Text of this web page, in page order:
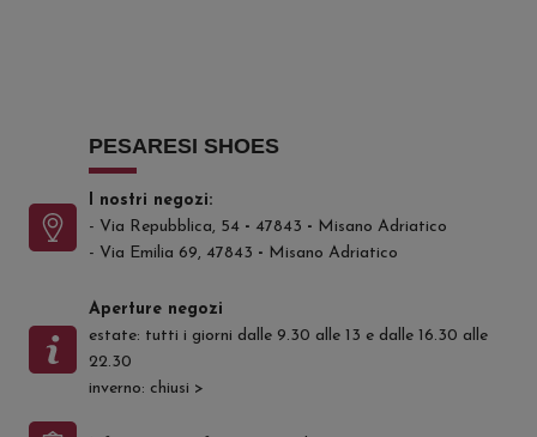
PESARESI SHOES
I nostri negozi:
- Via Repubblica, 54 - 47843 - Misano Adriatico
- Via Emilia 69, 47843 - Misano Adriatico
Aperture negozi
estate: tutti i giorni dalle 9.30 alle 13 e dalle 16.30 alle
22.30
inverno: chiusi >